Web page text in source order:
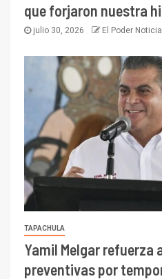
que forjaron nuestra
julio 30, 2026 El Poder
TAPACHULA
Yamil Melgar refuerza
preventivas por